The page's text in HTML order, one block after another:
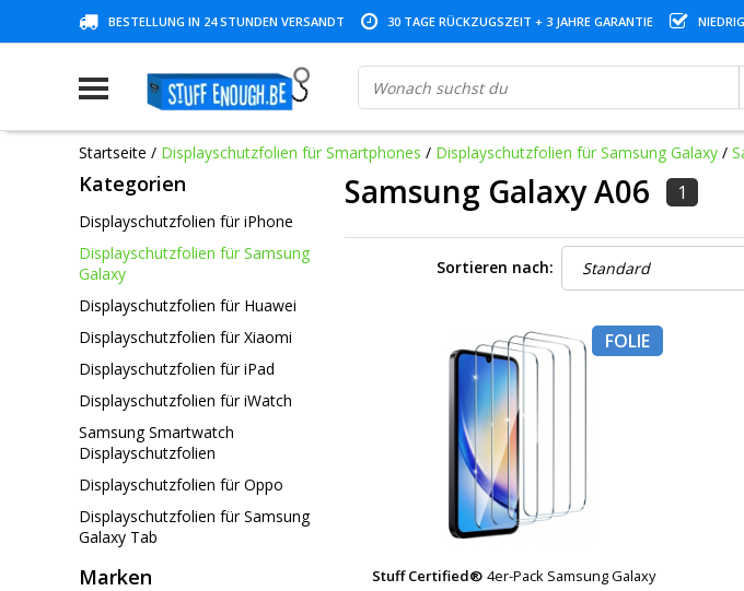
BESTELLUNG IN 24 STUNDEN VERSANDT 30 TAGE RÜCKZUGSZEIT + 3 JAHRE GARANTIE
Startseite / Displayschutzfolien für Smartphones / Displayschutzfolien für Samsung Galaxy /
Kategorien
Displayschutzfolien für iPhone
Displayschutzfolien für Samsung
Galaxy
Displayschutzfolien für Huawei
Displayschutzfolien für Xiaomi
Displayschutzfolien für iPad
Displayschutzfolien für iWatch
Samsung Smartwatch
Displayschutzfolien
Displayschutzfolien für Oppo
Displayschutzfolien für Samsung
Galaxy Tab
Marken
Samsung Galaxy A06 1
Sortieren nach:
FOLIE
Stuff Certified® 4er-Pack Samsung Galaxy